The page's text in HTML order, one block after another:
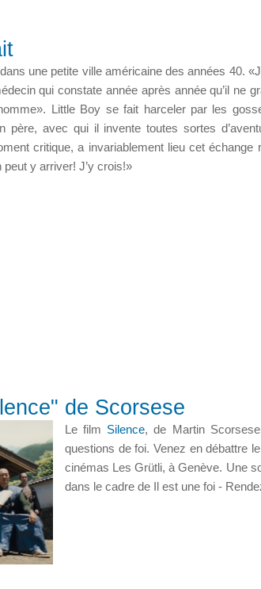
une petite ville américaine des années 40.
qui constate année après année qu’il ne
Little Boy se fait harceler par les
père, avec qui il invente toutes sortes
critique, a invariablement lieu cet échange
peut y arriver! J’y crois!»
de Scorsese
Le film Silence, de Martin
questions de foi. Venez en débattre
cinémas Les Grütli, à Genève. Une
dans le cadre de Il est une foi -